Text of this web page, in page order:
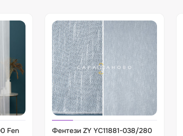
Fen
Фентези ZY YC11881-038/280